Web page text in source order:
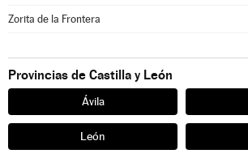
Zorita de la Frontera
Provincias de Castilla y León
Ávila
León